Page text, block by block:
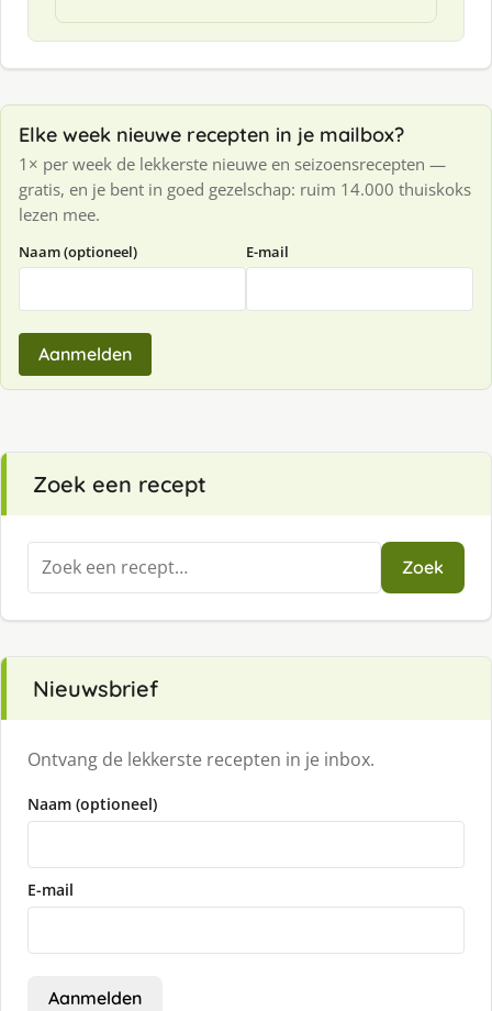
Elke week nieuwe recepten in je mailbox?
1× per week de lekkerste nieuwe en seizoensrecepten —
gratis, en je bent in goed gezelschap: ruim 14.000 thuiskoks
lezen mee.
Naam (optioneel) E-mail
Aanmelden
Zoek een recept
Zoeken
naar:
Zoek
Nieuwsbrief
Ontvang de lekkerste recepten in je inbox.
Naam (optioneel)
E-mail
Aanmelden